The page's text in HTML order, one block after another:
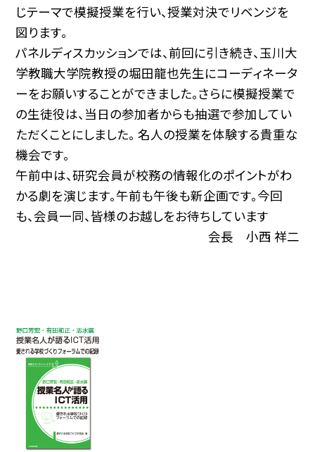
じテーマで模擬授業を行い、授業対決でリベンジを
図ります。
パネルディスカッションでは、前回に引き続き、玉川大
学教職大学院教授の堀田龍也先生にコーディネータ
ーをお願いすることができました。さらに模擬授業で
の生徒役は、当日の参加者からも抽選で参加してい
ただくことにしました。 名人の授業を体験する貴重な
機会です。
午前中は、研究会員が校務の情報化のポイントがわ
かる劇を演じます。午前も午後も新企画です。今回
も、会員一同、皆様のお越しをお待ちしています
会長 小西 祥二